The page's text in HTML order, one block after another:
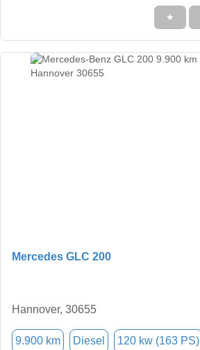
★
Mercedes GLC 200
Hannover, 30655
9.900 km Diesel 120 kw (163 PS)